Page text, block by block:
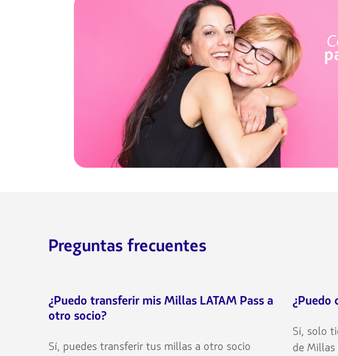
Preguntas frecuentes
¿Puedo transferir mis Millas LATAM Pass a
otro socio?
Sí, puedes transferir tus millas a otro socio
¿Puedo
Sí, solo
de Millas